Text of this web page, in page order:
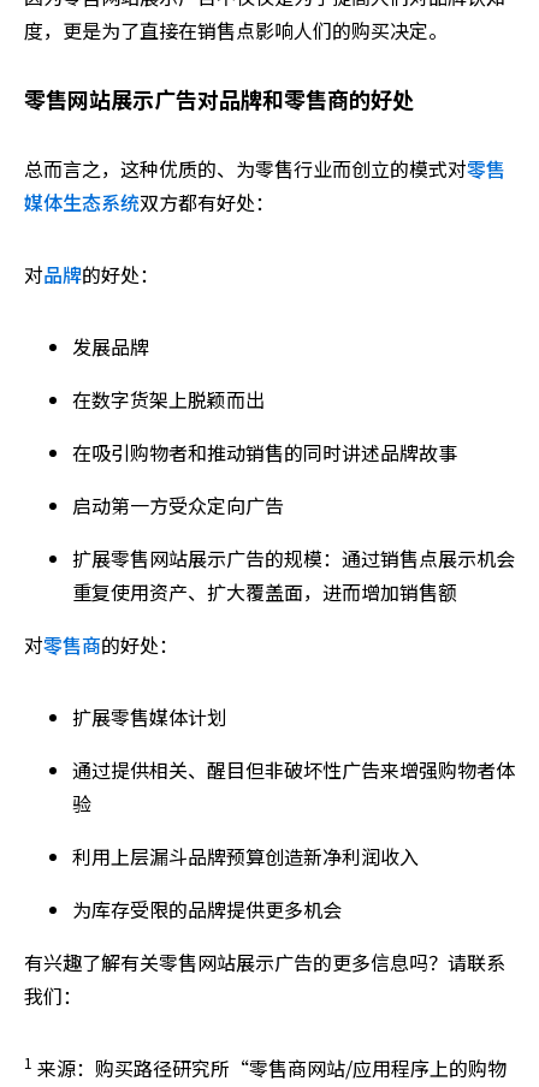
度，更是为了直接在销售点影响人们的购买决定。
零售网站展示广告对品牌和零售商的好处
总而言之，这种优质的、为零售行业而创立的模式对零售
媒体生态系统双方都有好处：
对品牌的好处：
发展品牌
在数字货架上脱颖而出
在吸引购物者和推动销售的同时讲述品牌故事
启动第一方受众定向广告
扩展零售网站展示广告的规模：通过销售点展示机会
重复使用资产、扩大覆盖面，进而增加销售额
对零售商的好处：
扩展零售媒体计划
通过提供相关、醒目但非破坏性广告来增强购物者体
验
利用上层漏斗品牌预算创造新净利润收入
为库存受限的品牌提供更多机会
有兴趣了解有关零售网站展示广告的更多信息吗？请联系
我们：
1 来源：购买路径研究所“零售商网站/应用程序上的购物